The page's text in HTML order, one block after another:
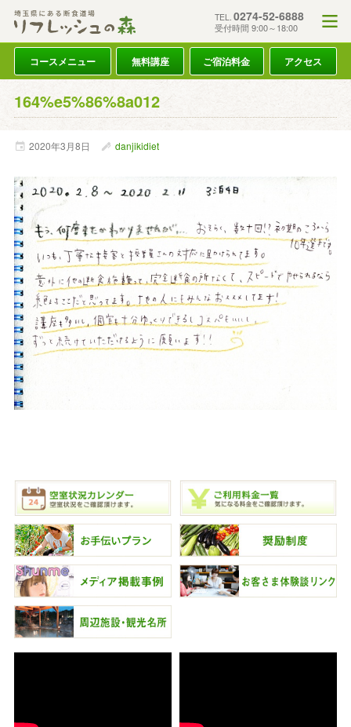
TEL. 0274-52-6888
受付時間 9:00～18:00
コースメニュー 無料講座 ご宿泊料金 アクセス
164%e5%86%8a012
2020年3月8日 danjikidiet